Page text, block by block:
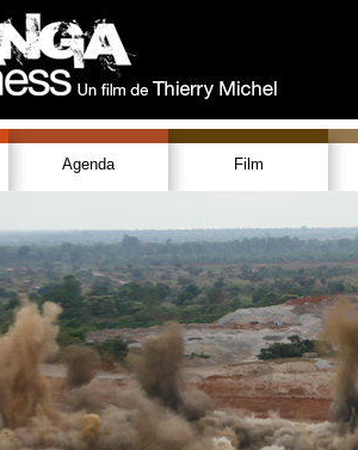
Agenda Film